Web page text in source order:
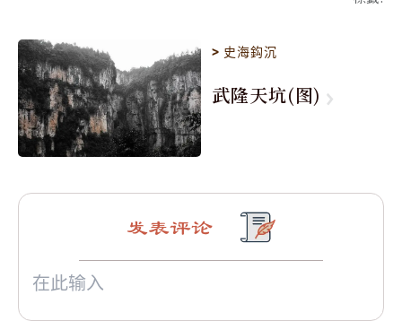
> 史海鈎沉
武隆天坑(图)
发表评论